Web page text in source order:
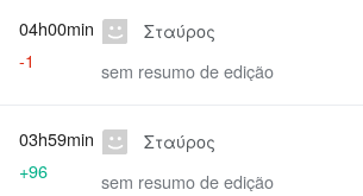
Σταύρος
sem resumo de edição
04h00min
-1
Σταύρος
sem resumo de edição
03h59min
+96